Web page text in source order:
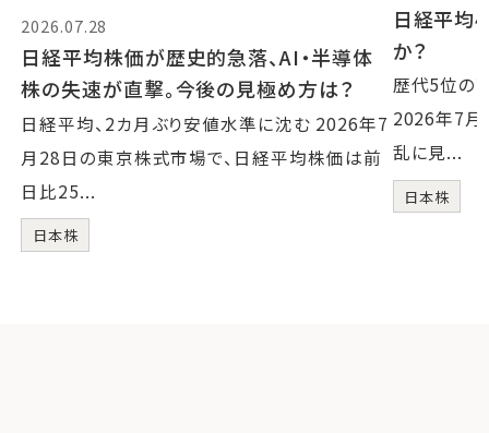
2026.07.28
日経平均株価が歴史的急落、AI・半導体
株の失速が直撃。今後の見極め方は？
日経平均、2カ月ぶり安値水準に沈む 2026年7
月28日の東京株式市場で、日経平均株価は前
日比25...
日本株
日経平均
か？
歴代5位の
2026年7月
乱に見...
日本株